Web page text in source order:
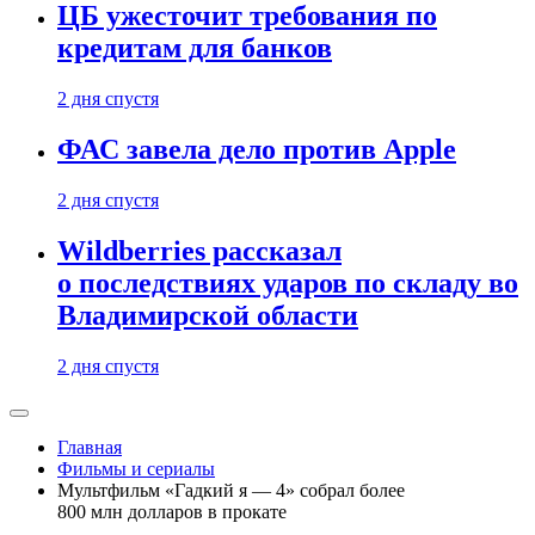
ЦБ ужесточит требования по
кредитам для банков
2 дня спустя
ФАС завела дело против Apple
2 дня спустя
Wildberries рассказал
о последствиях ударов по складу во
Владимирской области
2 дня спустя
Главная
Фильмы и сериалы
Мультфильм «Гадкий я — 4» собрал более
800 млн долларов в прокате